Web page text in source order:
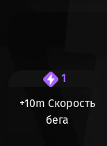
1
+10m Скорость
бега